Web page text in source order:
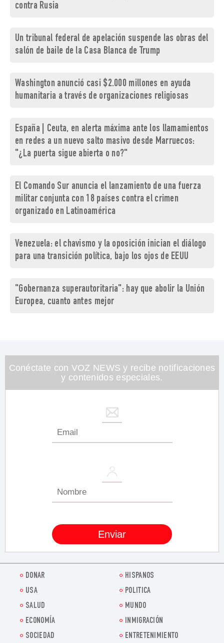
contra Rusia
Un tribunal federal de apelación suspende las obras del
salón de baile de la Casa Blanca de Trump
Washington anunció casi $2.000 millones en ayuda
humanitaria a través de organizaciones religiosas
España | Ceuta, en alerta máxima ante los llamamientos
en redes a un nuevo salto masivo desde Marruecos:
"¿La puerta sigue abierta o no?"
El Comando Sur anuncia el lanzamiento de una fuerza
militar conjunta con 18 países contra el crimen
organizado en Latinoamérica
Venezuela: el chavismo y la oposición inician el diálogo
para una transición política, bajo los ojos de EEUU
"Gobernanza superautoritaria": hay que abolir la Unión
Europea, cuanto antes mejor
Conéctate con VOZ NEWS y recibe notificaciones
y contenidos especiales.
DONAR
HISPANOS
USA
POLITICA
SALUD
MUNDO
ECONOMÍA
INMIGRACIÓN
SOCIEDAD
ENTRETENIMIENTO